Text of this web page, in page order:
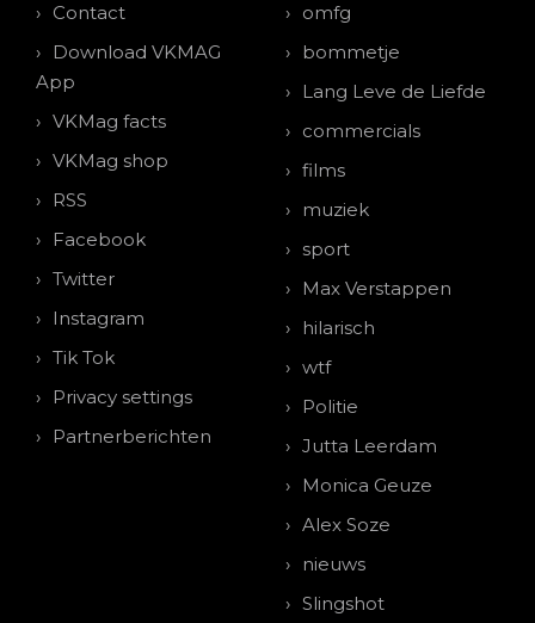
Contact
Download VKMAG
App
VKMag facts
VKMag shop
RSS
Facebook
Twitter
Instagram
Tik Tok
Privacy settings
Partnerberichten
omfg
bommetje
Lang Leve de Liefde
commercials
films
muziek
sport
Max Verstappen
hilarisch
wtf
Politie
Jutta Leerdam
Monica Geuze
Alex Soze
nieuws
Slingshot